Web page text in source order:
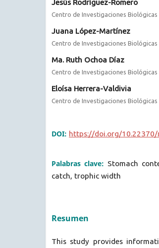
Jesús Rodríguez-Romero
Centro de Investigaciones
Juana López-Martínez
Centro de Investigaciones
Ma. Ruth Ochoa Díaz
Centro de Investigaciones
Eloísa Herrera-Valdivia
Centro de Investigaciones
DOI: https://doi.org/10.22370/
Palabras clave: Stomach
catch, trophic width
Resumen
This study provides